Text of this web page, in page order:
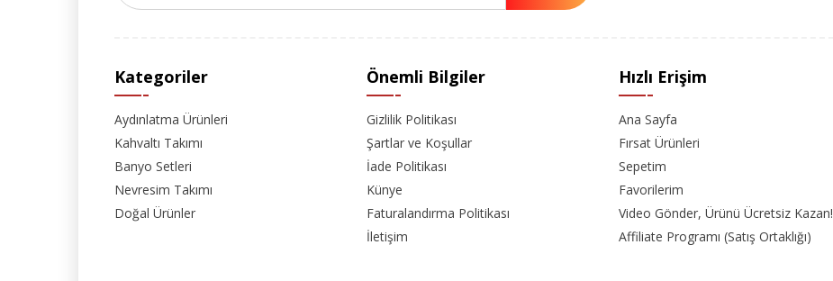
Kategoriler
Aydınlatma Ürünleri
Kahvaltı Takımı
Banyo Setleri
Nevresim Takımı
Doğal Ürünler
Önemli Bilgiler
Gizlilik Politikası
Şartlar ve Koşullar
İade Politikası
Künye
Faturalandırma Politikası
İletişim
Hızlı Erişim
Ana Sayfa
Fırsat Ürünleri
Sepetim
Favorilerim
Video Gönder, Ürünü Ücretsiz Kazan!
Affiliate Programı (Satış Ortaklığı)